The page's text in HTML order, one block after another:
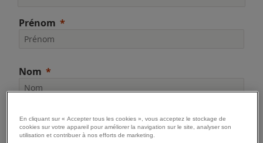
Prénom
Nom
E-mail
En cliquant sur « Accepter tous les cookies », vous acceptez le stockage de
cookies sur votre appareil pour améliorer la navigation sur le site, analyser son
utilisation et contribuer à nos efforts de marketing.